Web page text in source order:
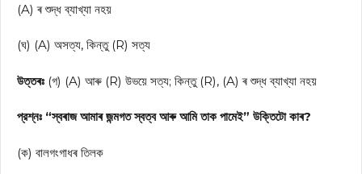
(A) ৰ শুদ্ধ ব্যাখ্যা নহয়
(ঘ) (A) অসত্য, কিন্তু (R) সত্য
উত্তৰঃ (গ) (A) আৰু (R) উভয়ে সত্য; কিন্তু (R), (A) ৰ শুদ্ধ ব্যাখ্যা নহয়
প্রশ্নঃ “স্বৰাজ আমাৰ জন্মগত স্বত্ব আৰু আমি তাক পামেই” উক্তিটো কাৰ?
(ক) বালগংগাধৰ তিলক